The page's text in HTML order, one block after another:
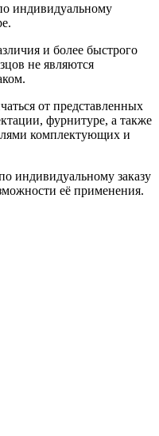
индивидуальному
и более быстрого
не являются
от представленных
фурнитуре, а также
комплектующих и
индивидуальному заказу
её применения.